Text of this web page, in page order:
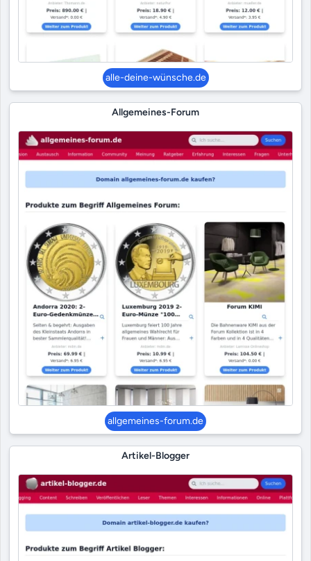
alle-deine-wünsche.de
Allgemeines-Forum
allgemeines-forum.de
Artikel-Blogger